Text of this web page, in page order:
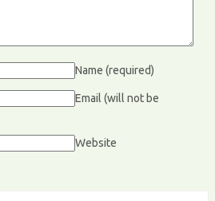
Name (required)
Email (will not be
Website